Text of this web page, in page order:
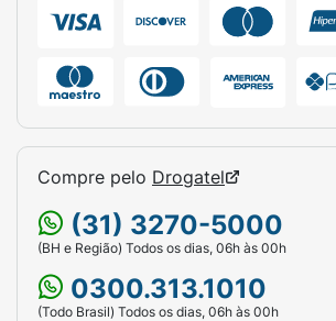
Compre pelo Drogatel
(31) 3270-5000
(BH e Região) Todos os dias, 06h às 00h
0300.313.1010
(Todo Brasil) Todos os dias, 06h às 00h